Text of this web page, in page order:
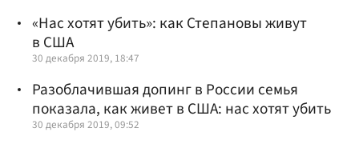
«Нас хотят убить»: как Степановы живут
в США
30 декабря 2019, 18:47
Разоблачившая допинг в России семья
показала, как живет в США: нас хотят убить
30 декабря 2019, 09:52